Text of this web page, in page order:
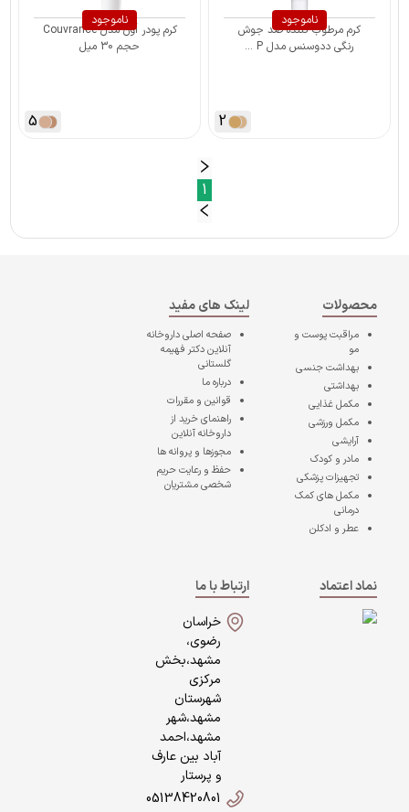
ناموجود
کرم مرطوب کننده ضد جوش
رنگی ددوسنس مدل P ...
2
ناموجود
کرم پودر اَون مدل Couvrance
حجم 30 میل
5
1
محصولات
مراقبت پوست و
مو
بهداشت جنسی
بهداشتی
مکمل غذایی
مکمل ورزشی
آرایشی
مادر و کودک
تجهیزات پزشکی
مکمل های کمک
درمانی
عطر و ادکلن
لینک های مفید
صفحه اصلیداروخانه
آنلاین دکتر فهیمه
گلستانی
درباره ما
قوانین و مقررات
راهنمای خرید از
داروخانه آنلاین
مجوزها و پروانه ها
حفظ و رعایت حریم
شخصی مشتریان
نماد اعتماد
ارتباط با ما
خراسان
رضوی،
مشهد،بخش
مرکزی
شهرستان
مشهد،شهر
مشهد،احمد
آباد بین عارف
و پرستار
05138420801